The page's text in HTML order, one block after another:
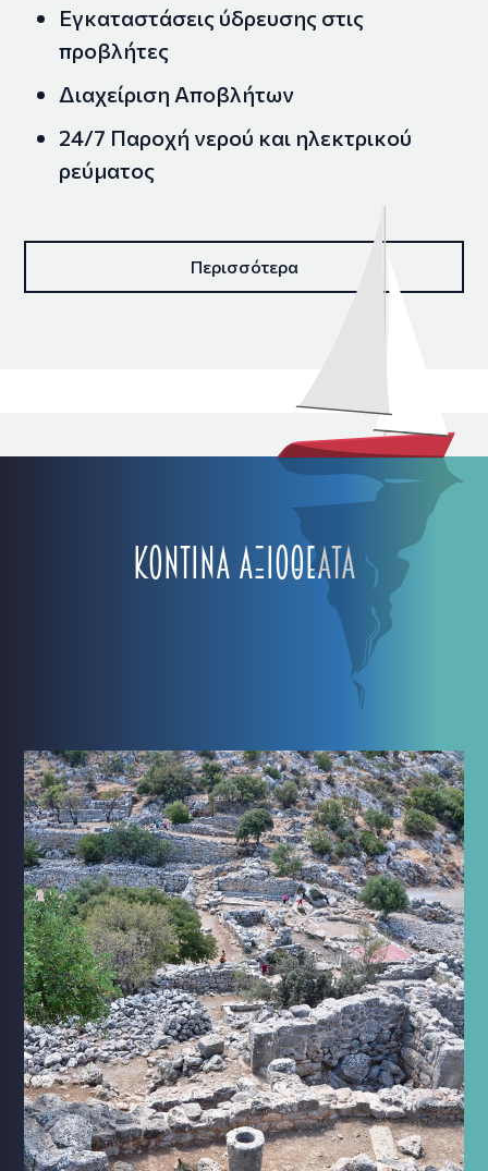
Eγκαταστάσεις ύδρευσης στις
προβλήτες
Διαχείριση Αποβλήτων
24/7 Παροχή νερού και ηλεκτρικού
ρεύματος
Περισσότερα
ΚΟΝΤΙΝΑ ΑΞΙΟΘΕΑΤΑ